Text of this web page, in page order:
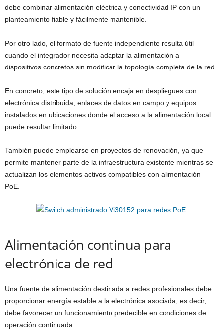
debe combinar alimentación eléctrica y conectividad IP con un
planteamiento fiable y fácilmente mantenible.
Por otro lado, el formato de fuente independiente resulta útil
cuando el integrador necesita adaptar la alimentación a
dispositivos concretos sin modificar la topología completa de la red.
En concreto, este tipo de solución encaja en despliegues con
electrónica distribuida, enlaces de datos en campo y equipos
instalados en ubicaciones donde el acceso a la alimentación local
puede resultar limitado.
También puede emplearse en proyectos de renovación, ya que
permite mantener parte de la infraestructura existente mientras se
actualizan los elementos activos compatibles con alimentación
PoE.
Alimentación continua para
electrónica de red
Una fuente de alimentación destinada a redes profesionales debe
proporcionar energía estable a la electrónica asociada, es decir,
debe favorecer un funcionamiento predecible en condiciones de
operación continuada.